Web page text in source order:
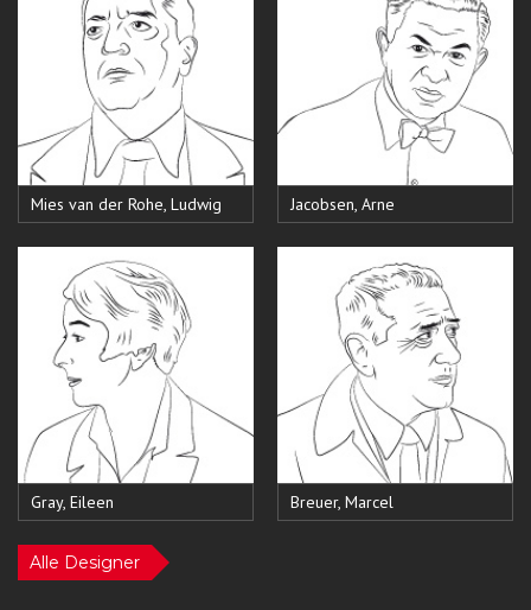
Mies van der Rohe, Ludwig Jacobsen, Arne
Gray, Eileen Breuer, Marcel
Alle Designer